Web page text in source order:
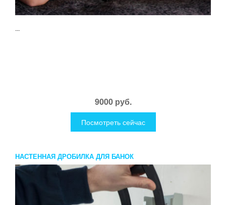
...
9000 руб.
Посмотреть сейчас
НАСТЕННАЯ ДРОБИЛКА ДЛЯ БАНОК